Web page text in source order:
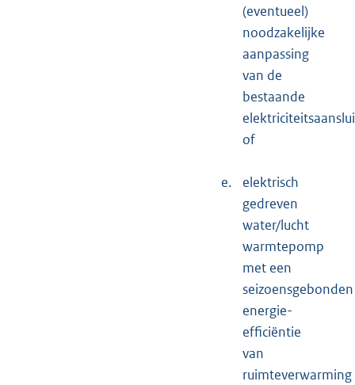
(eventueel)
noodzakelijke
aanpassing
van de
bestaande
of
e.
elektrisch
gedreven
water/lucht
warmtepomp
met een
seizoensgebonden
energie-
efficiëntie
van
ruimteverwarming